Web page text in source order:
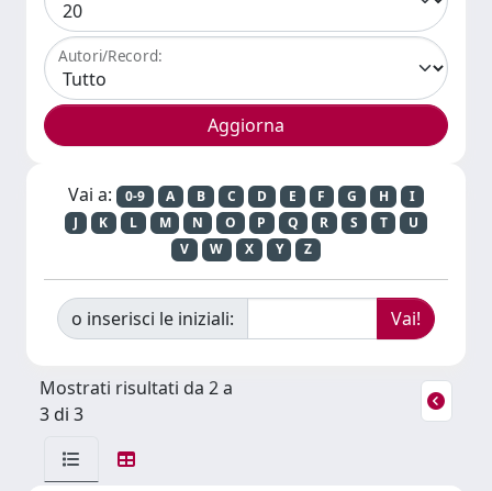
Autori/Record:
Vai a: 0-9 A B C D E F G H
I
J
K L M N O P Q R S T
U
V
W X Y Z
o inserisci le iniziali:
Mostrati risultati da 2 a
3 di 3